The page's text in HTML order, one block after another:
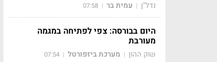
נדל"ן | עמית בר |
07:58
היום בבורסה: צפי לפתיחה במגמה
מעורבת
שוק ההון | מערכת ביזפורטל |
07:54